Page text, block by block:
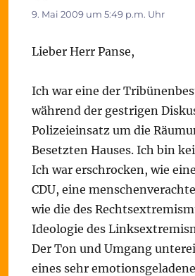
9. Mai 2009 um 5:49 p.m. Uhr
Lieber Herr Panse,
Ich war eine der
während der gestrigen
Polizeieinsatz um die
Besetzten Hauses. Ich bin
Ich war erschrocken, wie
CDU, eine
wie die des
Ideologie des
Der Ton und Umgang
eines sehr